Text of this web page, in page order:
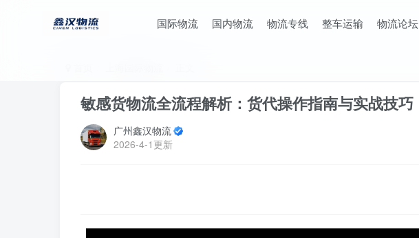
国际物流 国内物流 物流专线 整车运输 物流论坛
敏感货物流全流程解析：货代操作指南与实战技巧
广州鑫汉物流
2026-4-1更新